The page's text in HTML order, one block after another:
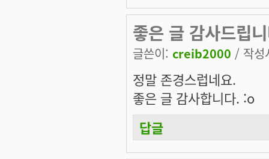
좋은 글 감사드립
글쓴이: creib2000 / 작
정말 존경스럽네요.
좋은 글 감사합니다. :o
답글